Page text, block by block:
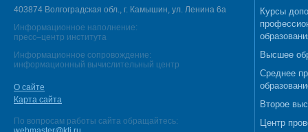
403874 Волгоградская обл., г. Камышин, ул. Ленина 6а
Информационное наполнение:
пресс–центр института
Информационное сопровождение:
информационный вычислительный центр
О сайте
Карта сайта
По вопросам работы сайта обращайтесь:
Курсы
Высшее
Среднее
Второе
Центр